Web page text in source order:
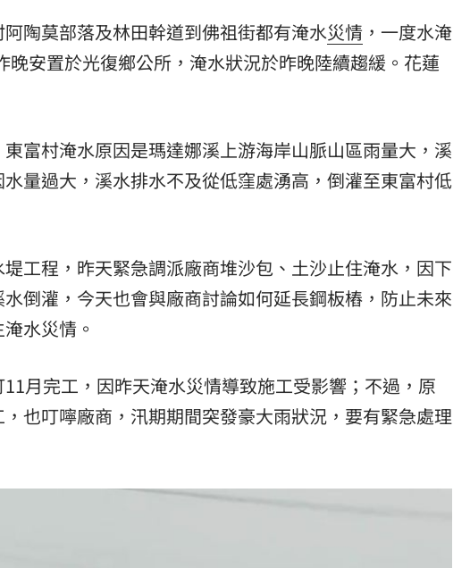
陶莫部落及林田幹道到佛祖街都有淹水災情 ，一度水淹
安置於光復鄉公所，淹水狀況於昨晚陸續趨緩。 花蓮
富村淹水原因是瑪達娜溪上游海岸山脈山區雨量大，溪
量過大，溪水排水不及從低窪處湧高，倒灌至東富村低
工程，昨天緊急調派廠商堆沙包、土沙止住淹水，因下
倒灌，今天也會與廠商討論如何延長鋼板樁，防止未來
水災情。
月完工，因昨天淹水災情導致施工受影響；不過，原
也叮嚀廠商，汛期期間突發豪大雨狀況，要有緊急處理